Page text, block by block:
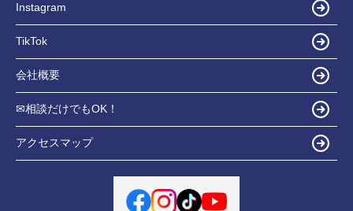
Instagram
TikTok
会社概要
✉相談だけでもOK！
アクセスマップ